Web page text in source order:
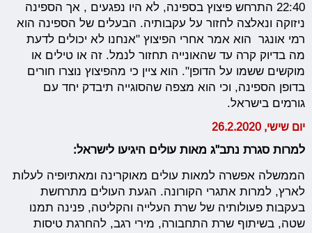
22:40 התרחש פיצוץ בספינה, לא היו נפגעים , אך הספינה
ניזוקה ונאלצה לחזור על עקבותיה. הבעלים של הספינה הוא
רמי אונגר הוא אמר אחרי הפיצוץ "אנחנו לא יכולים לדעת
מה בדיוק קרה עד שהאונייה תחזור לנמל. זה או טילים או
מוקשים ששמו על הדופן". הוא ציין כי מהפיצוץ נוצרו חורים
בדופן הספינה, וכי הוא מצפה שהסוגייה תיבדק יחד עם
גורמים בישראל.
יום שישי, 26.2.2020
למרות סגרת נתב"ג מאות עולים היגיעו לישראל:
הממשלה אפשרה למאות עולים מאוקרינה ומאתיופיה לעלות
לארץ, למרות אתגרי הקורונה. הגעת העולים מתרחשת
בעקבות פעולותיה של שרת העלייה והקליטה, פנינה תמנו
שטה, בשיתוף שרת התחבורה, מירי רגב, להחרגת טיסות